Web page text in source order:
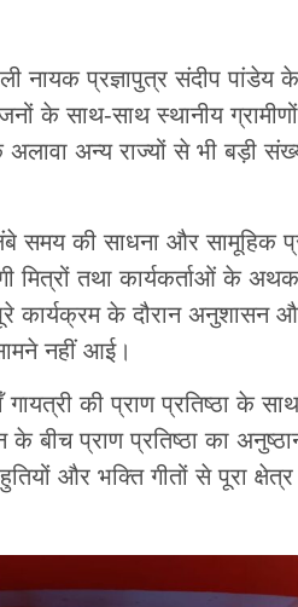
नायक प्रज्ञापुत्र संदीप
के साथ-साथ स्थानीय
अन्य राज्यों से भी बड़ी
समय की साधना और सामूहिक
मित्रों तथा कार्यकर्ताओं के
कार्यक्रम के दौरान अनुशासन
नहीं आई।
की प्राण प्रतिष्ठा के
बीच प्राण प्रतिष्ठा का
और भक्ति गीतों से पूरा